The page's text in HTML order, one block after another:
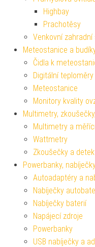
Highbay
Prachotěsy
Venkovní zahradní
Meteostanice a
Čidla k
Digitální teploměry
Meteostanice
Monitory kvality
Multimetry,
Multimetry a
Wattmetry
Zkoušečky a
Powerbanky,
Autoadaptéry a
Nabíječky
Nabíječky baterií
Napájecí zdroje
Powerbanky
USB nabíječky a